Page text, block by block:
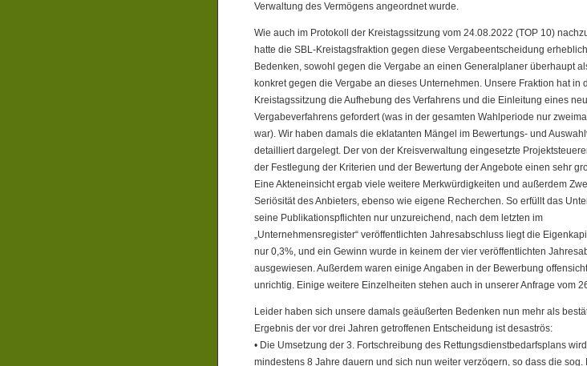
Verwaltung des Vermögens angeordnet wurde.
Wie auch im Protokoll der Kreistagssitzung vom 24.08.2022 (TOP 10)
hatte die SBL-Kreistagsfraktion gegen diese Vergabeentscheidung
Bedenken, sowohl gegen die Vergabe an einen Generalplaner überhaupt
konkret gegen die Vergabe an dieses Unternehmen. Unsere Fraktion hat in
Kreistagssitzung die Aufhebung des Verfahrens und die Einleitung eines
Vergabeverfahrens gefordert (was in der gesamten Wahlperiode nur
war). Wir haben damals die eklatanten Mängel im Bewertungs- und
detailliert dargelegt. Der von der Kreisverwaltung eingesetzte
der Festlegung der Kriterien und der Bewertung der Angebote einen sehr
Eine Akteneinsicht ergab viele weitere Merkwürdigkeiten und außerdem
Seriösität des Anbieters, ebenso wie eigene Recherchen. So erfüllt das
seine Publikationspflichten nur unzureichend, nach dem letzten im
„Unternehmensregister“ veröffentlichten Jahresabschluss liegt die
nur 0,3%, und ein Gewinn wurde in keinem der vier veröffentlichten
ausgewiesen. Außerdem waren einige Angaben in der Bewerbung
unrichtig. Einige weitere Einzelheiten stehen auch in unserer Anfrage vom
Leider haben sich unsere damals geäußerten Bedenken nun mehr als
Ergebnis der vor drei Jahren getroffenen Entscheidung ist desaströs:
• Die Umsetzung der 3. Fortschreibung des Rettungsdienstbedarfsplans wird
mindestens 8 Jahre dauern und sich nun weiter verzögern, so dass die sog.